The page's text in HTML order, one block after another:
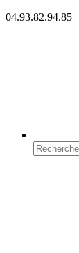
04.93.82.94.85 |